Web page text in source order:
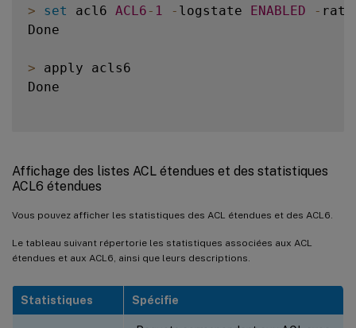
> set acl6 ACL6 - 1 - logstate ENABLED -
Done
> apply acls6
Done
Affichage des listes ACL étendues et des statistiques
ACL6 étendues
Vous pouvez afficher les statistiques des ACL étendues et des ACL6.
Le tableau suivant répertorie les statistiques associées aux ACL
étendues et aux ACL6, ainsi que leurs descriptions.
Statistiques Spécifie